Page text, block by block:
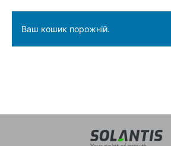
Ваш кошик порожній.